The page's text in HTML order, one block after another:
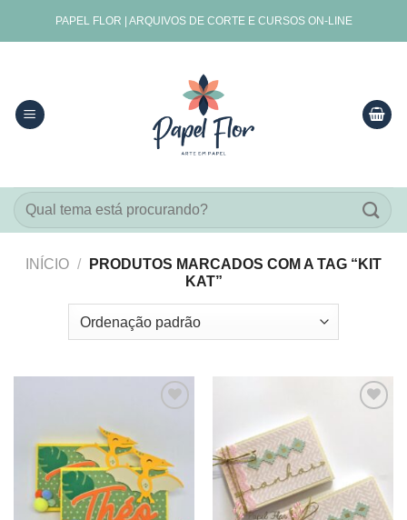
PAPEL FLOR | ARQUIVOS DE CORTE E CURSOS ON-LINE
Pesquisar
por:
INÍCIO /
PRODUTOS MARCADOS COM A TAG “KIT
KAT”
desejos